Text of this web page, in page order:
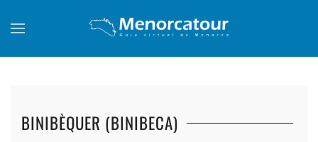
Skip to main content
BINIBÈQUER (BINIBECA)